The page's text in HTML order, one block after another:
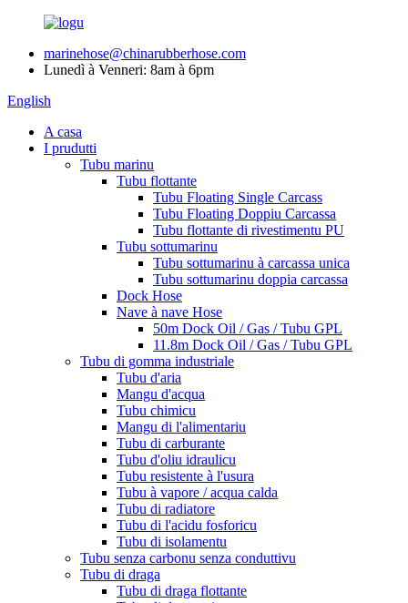
marinehose@chinarubberhose.com
Lunedì à Venneri: 8am à 6pm
English
A casa
I prudutti
Tubu marinu
Tubu flottante
Tubu Floating Single Carcass
Tubu Floating Doppiu Carcassa
Tubu flottante di rivestimentu PU
Tubu sottumarinu
Tubu sottumarinu à carcassa unica
Tubu sottumarinu doppia carcassa
Dock Hose
Nave à nave Hose
50m Dock Oil / Gas / Tubu GPL
11.8m Dock Oil / Gas / Tubu GPL
Tubu di gomma industriale
Tubu d'aria
Mangu d'acqua
Tubu chimicu
Mangu di l'alimentariu
Tubu di carburante
Tubu d'oliu idraulicu
Tubu resistente à l'usura
Tubu à vapore / acqua calda
Tubu di radiatore
Tubu di l'acidu fosforicu
Tubu di isolamentu
Tubu senza carbonu senza conduttivu
Tubu di draga
Tubu di draga flottante